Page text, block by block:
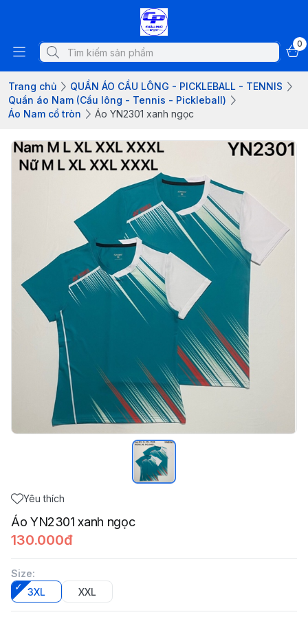
0
Trang chủ
QUẦN ÁO CẦU LÔNG - PICKLEBALL - TENNIS
Quần áo Nam (Cầu lông - Tennis - Pickleball)
Áo Nam cổ tròn
Áo YN2301 xanh ngọc
Yêu thích
Áo YN2301 xanh ngọc
130.000đ
Size:
3XL
XXL